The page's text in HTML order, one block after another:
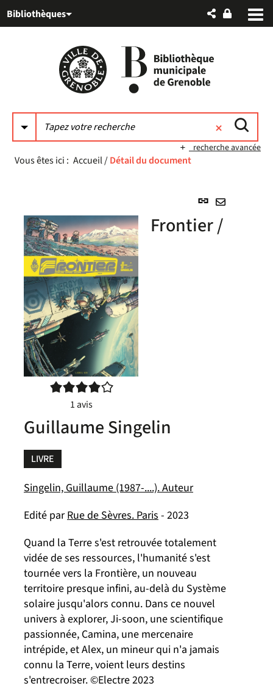
au
auBibliothèques
recherche avancée
Vous êtes ici : Accueil/Détail du document
Lien
(Nouvelle
fenêtre)
Envoyer
par
4/5
1avis
Frontier /
Guillaume Singelin
LIVRE
Singelin, Guillaume (1987-....). Auteur
Edité parRue de Sèvres. Paris- 2023
Quand la Terre s'est retrouvée totalement
vidée de ses ressources, l'humanité s'est
tournée vers la Frontière, un nouveau
territoire presque infini, au-delà du Système
solaire jusqu'alors connu. Dans ce nouvel
univers à explorer, Ji-soon, une scientifique
passionnée, Camina, une mercenaire
intrépide, et Alex, un mineur qui n'a jamais
connu la Terre, voient leurs destins
s'entrecroiser. ©Electre 2023